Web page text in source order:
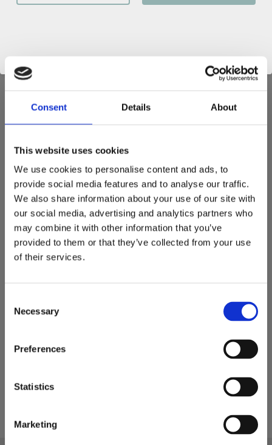
Consent Details About
This website uses cookies
We use cookies to personalise content and ads, to
provide social media features and to analyse our traffic.
We also share information about your use of our site with
our social media, advertising and analytics partners who
may combine it with other information that you’ve
provided to them or that they’ve collected from your use
of their services.
Necessary
Preferences
Statistics
Marketing
Våra redskapsfästen är utskurna i kraftigt 355 material.
Vikt styck: 10 kg
Bredd: 850 mm Gafflar: 1000 mm
1 st i lager